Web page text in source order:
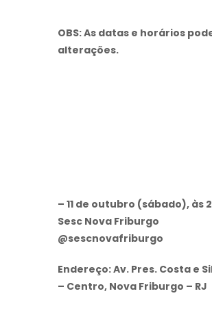
OBS: As datas e horários
alterações.
– 11 de outubro (sábado), às
Sesc Nova Friburgo
@sescnovafriburgo
Endereço: Av. Pres. Costa e
– Centro, Nova Friburgo – RJ